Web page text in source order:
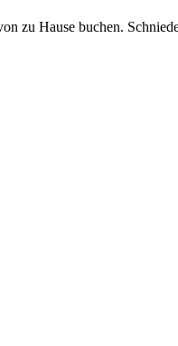
zu Hause buchen.